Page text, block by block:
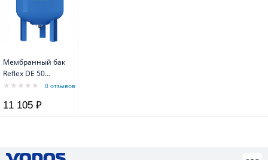
Мембранный бак
Reflex DE 50
10bar/70*C
0 отзывов
11 105 ₽